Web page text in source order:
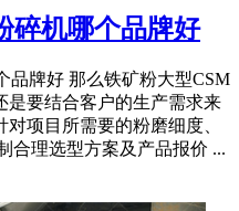
碎机哪个品牌好
品牌好 那么铁矿粉大型CSM
是要结合客户的生产需求来
项目所需要的粉磨细度、
合理选型方案及产品报价 ...